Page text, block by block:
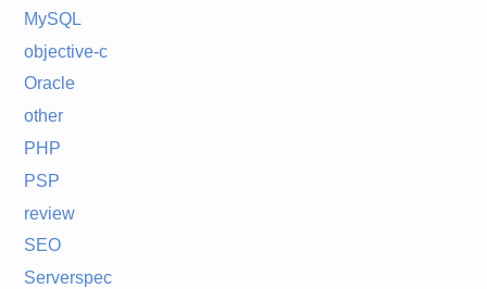
MySQL
objective-c
Oracle
other
PHP
PSP
review
SEO
Serverspec